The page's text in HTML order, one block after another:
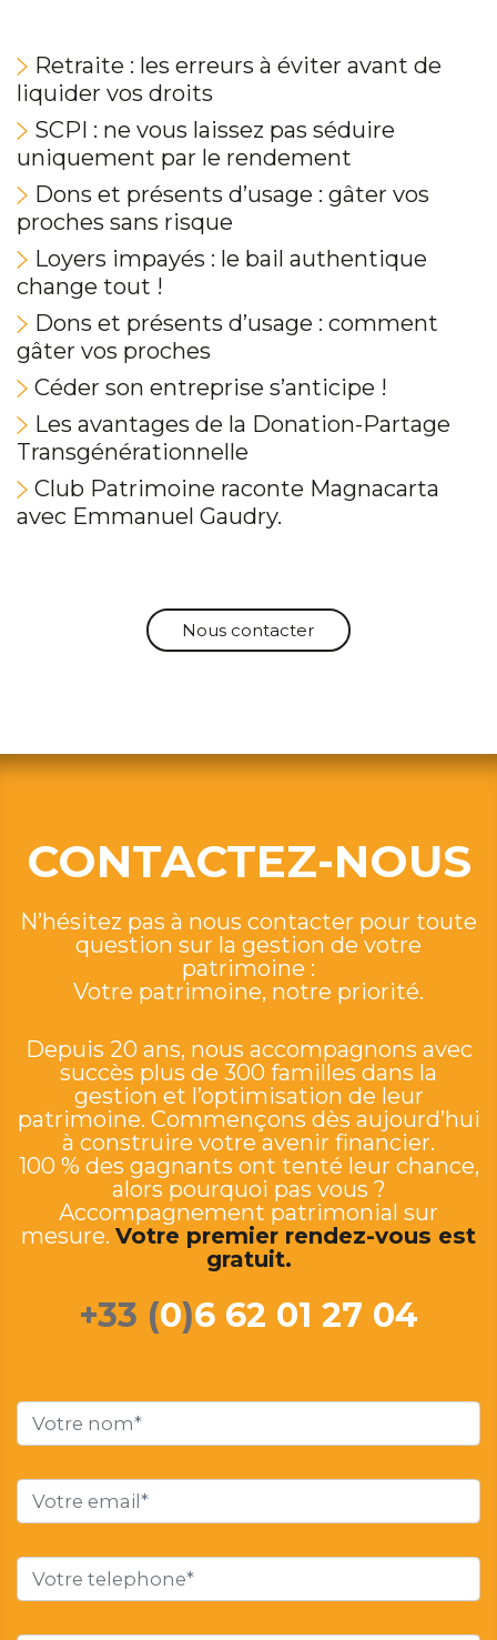
Retraite : les erreurs à éviter avant de
liquider vos droits
SCPI : ne vous laissez pas séduire
uniquement par le rendement
Dons et présents d’usage : gâter vos
proches sans risque
Loyers impayés : le bail authentique
change tout !
Dons et présents d’usage : comment
gâter vos proches
Céder son entreprise s’anticipe !
Les avantages de la Donation-Partage
Transgénérationnelle
Club Patrimoine raconte Magnacarta
avec Emmanuel Gaudry.
Nous contacter
CONTACTEZ-NOUS
N’hésitez pas à nous contacter pour toute
question sur la gestion de votre
patrimoine :
Votre patrimoine, notre priorité.
Depuis 20 ans, nous accompagnons avec
succès plus de 300 familles dans la
gestion et l’optimisation de leur
patrimoine. Commençons dès aujourd’hui
à construire votre avenir financier.
100 % des gagnants ont tenté leur chance,
alors pourquoi pas vous ?
Accompagnement patrimonial sur
mesure. Votre premier rendez-vous est
gratuit.
+33 (0)6 62 01 27 04